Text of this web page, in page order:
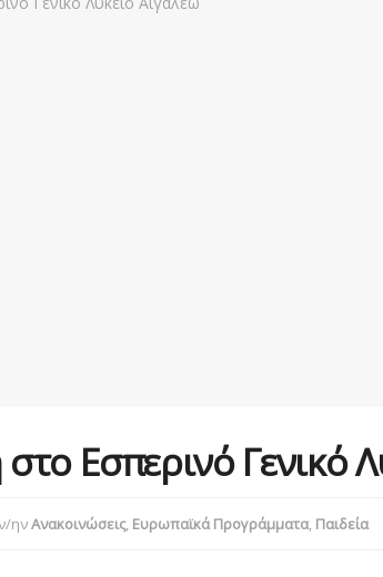
Εσπερινό Γενικό
ηνΑνακοινώσεις, Ευρωπαϊκά Προγράμματα, Παιδεία